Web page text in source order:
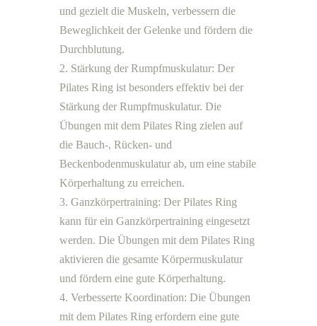
und gezielt die Muskeln, verbessern die
Beweglichkeit der Gelenke und fördern die
Durchblutung.
Stärkung der Rumpfmuskulatur: Der
Pilates Ring ist besonders effektiv bei der
Stärkung der Rumpfmuskulatur. Die
Übungen mit dem Pilates Ring zielen auf
die Bauch-, Rücken- und
Beckenbodenmuskulatur ab, um eine stabile
Körperhaltung zu erreichen.
Ganzkörpertraining: Der Pilates Ring
kann für ein Ganzkörpertraining eingesetzt
werden. Die Übungen mit dem Pilates Ring
aktivieren die gesamte Körpermuskulatur
und fördern eine gute Körperhaltung.
Verbesserte Koordination: Die Übungen
mit dem Pilates Ring erfordern eine gute